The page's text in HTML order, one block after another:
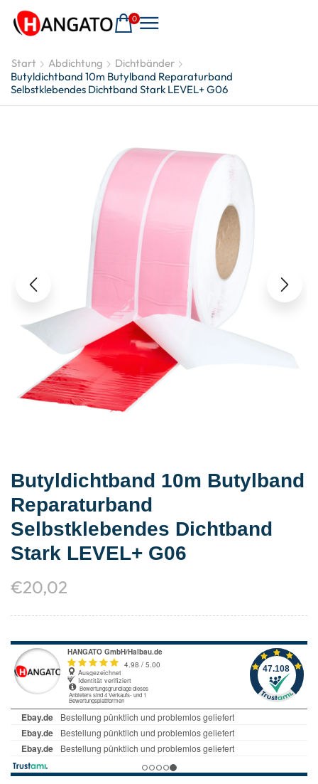
0
Start Abdichtung
Dichtbänder
Butyldichtband 10m Butylband Reparaturband
Selbstklebendes Dichtband Stark LEVEL+ G06
Butyldichtband 10m Butylband
Reparaturband
Selbstklebendes Dichtband
Stark LEVEL+ G06
€20,02